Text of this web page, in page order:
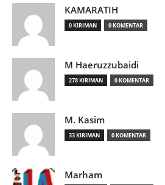
KAMARATIH
0 KIRIMAN 0 KOMENTAR
M Haeruzzubaidi
278 KIRIMAN 0 KOMENTAR
M. Kasim
33 KIRIMAN 0 KOMENTAR
Marham